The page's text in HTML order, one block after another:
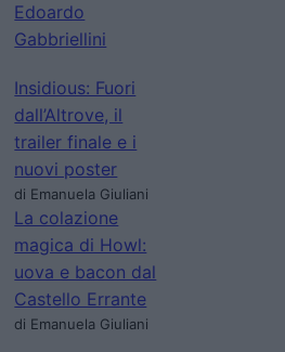
Edoardo
Gabbriellini
Insidious: Fuori
dall’Altrove, il
trailer finale e i
nuovi poster
di Emanuela Giuliani
La colazione
magica di Howl:
uova e bacon dal
Castello Errante
di Emanuela Giuliani